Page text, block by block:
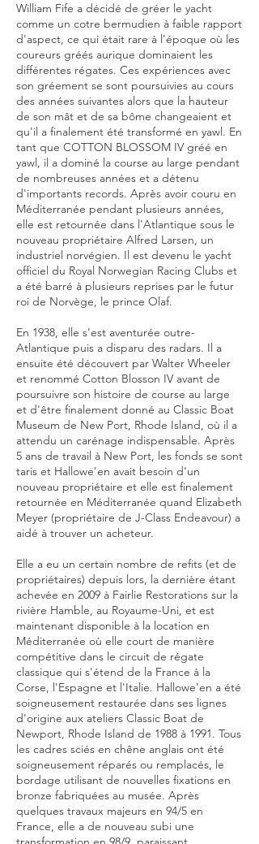
William Fife a décidé de gréer le yacht
comme un cotre bermudien à faible rapport
d'aspect, ce qui était rare à l'époque où les
coureurs gréés aurique dominaient les
différentes régates. Ces expériences avec
son gréement se sont poursuivies au cours
des années suivantes alors que la hauteur
de son mât et de sa bôme changeaient et
qu'il a finalement été transformé en yawl. En
tant que COTTON BLOSSOM IV gréé en
yawl, il a dominé la course au large pendant
de nombreuses années et a détenu
d'importants records. Après avoir couru en
Méditerranée pendant plusieurs années,
elle est retournée dans l'Atlantique sous le
nouveau propriétaire Alfred Larsen, un
industriel norvégien. Il est devenu le yacht
officiel du Royal Norwegian Racing Clubs et
a été barré à plusieurs reprises par le futur
roi de Norvège, le prince Olaf.
En 1938, elle s'est aventurée outre-
Atlantique puis a disparu des radars. Il a
ensuite été découvert par Walter Wheeler
et renommé Cotton Blosson IV avant de
poursuivre son histoire de course au large
et d'être finalement donné au Classic Boat
Museum de New Port, Rhode Island, où il a
attendu un carénage indispensable. Après
5 ans de travail à New Port, les fonds se sont
taris et Hallowe'en avait besoin d'un
nouveau propriétaire et elle est finalement
retournée en Méditerranée quand Elizabeth
Meyer (propriétaire de J-Class Endeavour) a
aidé à trouver un acheteur.
Elle a eu un certain nombre de refits (et de
propriétaires) depuis lors, la dernière étant
achevée en 2009 à Fairlie Restorations sur la
rivière Hamble, au Royaume-Uni, et est
maintenant disponible à la location en
Méditerranée où elle court de manière
compétitive dans le circuit de régate
classique qui s'étend de la France à la
Corse, l'Espagne et l'Italie. Hallowe'en a été
soigneusement restaurée dans ses lignes
d'origine aux ateliers Classic Boat de
Newport, Rhode Island de 1988 à 1991. Tous
les cadres sciés en chêne anglais ont été
soigneusement réparés ou remplacés, le
bordage utilisant de nouvelles fixations en
bronze fabriquées au musée. Après
quelques travaux majeurs en 94/5 en
France, elle a de nouveau subi une